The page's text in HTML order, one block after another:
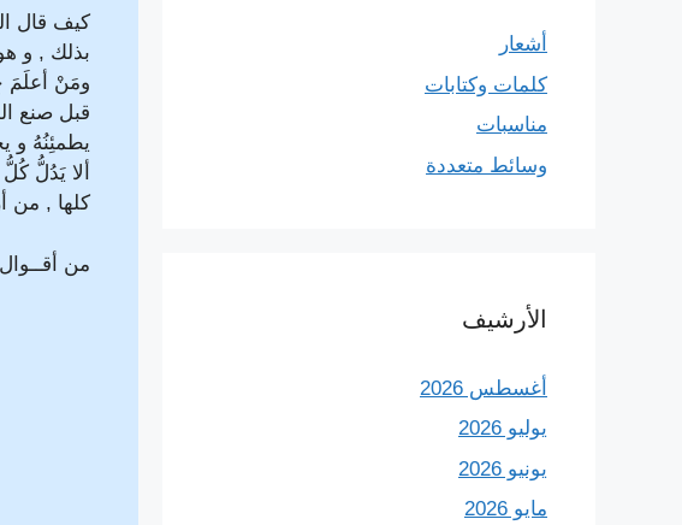
كيف قال
بذلك , و
ومَنْ أعلَمَ
قبل صنع
يطمئِنُهُ و
ألا يَدُلُّ
كلها , من
من
أشعار
كلمات وكتابات
مناسبات
وسائط متعددة
الأرشيف
أغسطس 2026
يوليو 2026
يونيو 2026
مايو 2026